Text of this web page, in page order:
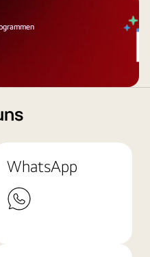
WhatsApp